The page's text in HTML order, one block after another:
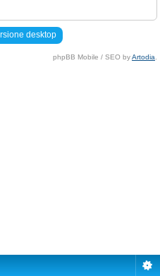
desktop
phpBB Mobile / SEO byArtodia